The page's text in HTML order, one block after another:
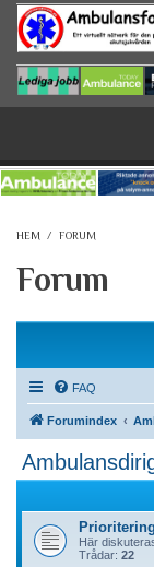
Hoppa till huvudinnehåll
HEM / FORUM
Forum